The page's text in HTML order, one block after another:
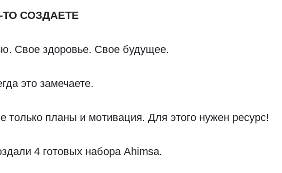
СОЗДАЕТЕ
Свое здоровье. Свое будущее.
это замечаете.
только планы и мотивация. Для этого нужен ресурс!
4 готовых набора Ahimsa.